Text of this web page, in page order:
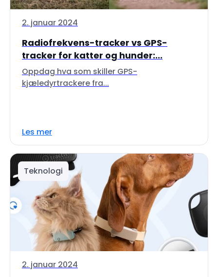
2. januar 2024
Radiofrekvens-tracker vs GPS-
tracker for katter og hunder:...
Oppdag hva som skiller GPS-
kjæledyrtrackere fra...
Les mer
Teknologi
2. januar 2024